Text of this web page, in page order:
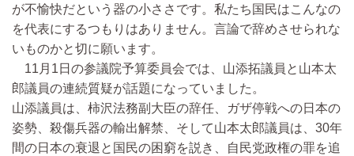
が不愉快だという器の小ささです。私たち国民はこんなの
を代表にするつもりはありません。言論で辞めさせられな
いものかと切に願います。
11月1日の参議院予算委員会では、山添拓議員と山本太
郎議員の連続質疑が話題になっていました。
山添議員は、柿沢法務副大臣の辞任、ガザ停戦への日本の
姿勢、殺傷兵器の輸出解禁、そして山本太郎議員は、30年
間の日本の衰退と国民の困窮を説き、自民党政権の罪を追